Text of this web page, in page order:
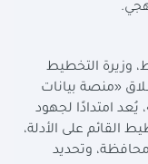
وزيرة التخطيط
«منصة بيانات
امتدادًا لجهود
القائم على الأدلة،
وتحديد